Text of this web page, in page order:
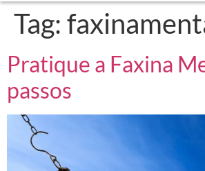
Tag:
Pratique a Faxina
passos